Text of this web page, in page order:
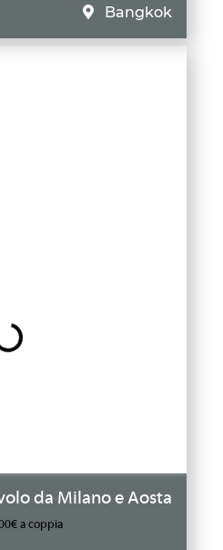
Bangkok
da Milano e Aosta
a coppia